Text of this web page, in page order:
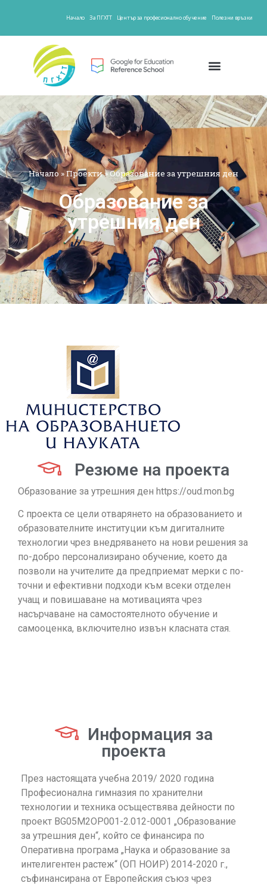
Начало За ПГХТТ Център за професионално обучение Полезни връзки
Начало »Проекти»Образование за утрешния ден
Образование за
утрешния ден
Резюме на проекта
Образование за утрешния ден https://oud.mon.bg
С проекта се цели отварянето на образованието и
образователните институции към дигиталните
технологии чрез внедряването на нови решения за
по-добро персонализирано обучение, което да
позволи на учителите да предприемат мерки с по-
точни и ефективни подходи към всеки отделен
учащ и повишаване на мотивацията чрез
насърчаване на самостоятелното обучение и
самооценка, включително извън класната стая.
Информация за
проекта
През настоящата учебна 2019/ 2020 година
Професионална гимназия по хранителни
технологии и техника осъществява дейности по
проект BG05M2ОP001-2.012-0001 „Образование
за утрешния ден“, който се финансира по
Оперативна програма „Наука и образование за
интелигентен растеж“ (ОП НОИР) 2014-2020 г.,
съфинансирана от Европейския съюз чрез